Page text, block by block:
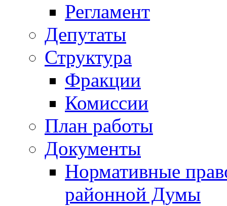
Регламент
Депутаты
Структура
Фракции
Комиссии
План работы
Документы
Нормативные
районной Думы